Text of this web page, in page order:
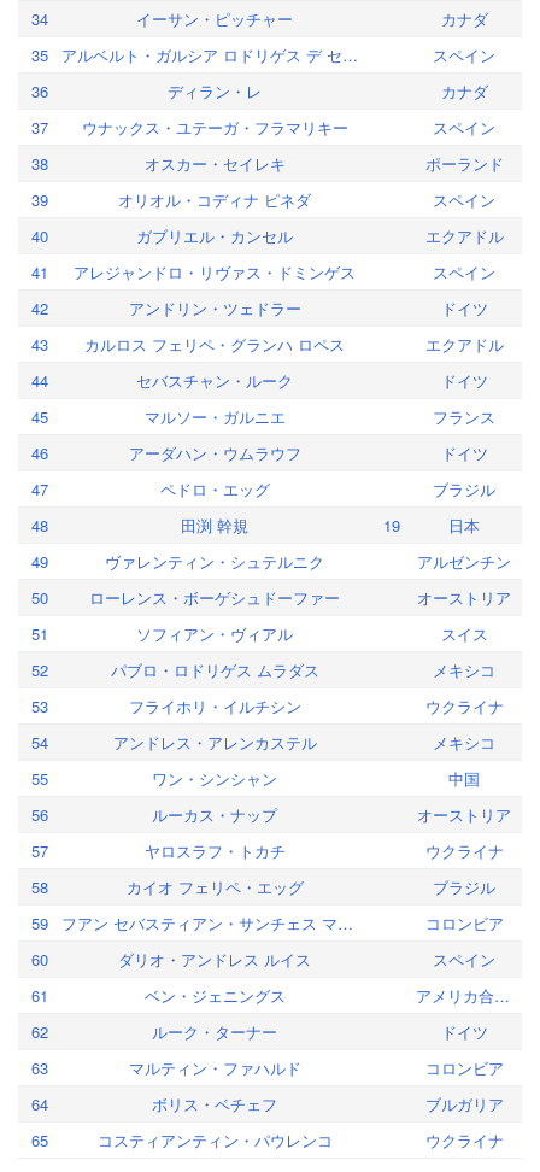
34 イーサン・ピッチャー
カナダ
35
アルベルト・ガルシア ロドリゲス デ セプルベダ
スペイン
36
ディラン・レ
カナダ
37
ウナックス・ユテーガ・フラマリキー
スペイン
38
オスカー・セイレキ
ポーランド
39
オリオル・コディナ ピネダ
スペイン
40
ガブリエル・カンセル
エクアドル
41
アレジャンドロ・リヴァス・ドミンゲス
スペイン
42
アンドリン・ツェドラー
ドイツ
43
カルロス フェリペ・グランハ ロペス
エクアドル
44
セバスチャン・ルーク
ドイツ
45
マルソー・ガルニエ
フランス
46
アーダハン・ウムラウフ
ドイツ
47
ペドロ・エッグ
ブラジル
48
田渕 幹規 19
日本
49
ヴァレンティン・シュテルニク
アルゼンチン
50
ローレンス・ボーゲシュドーファー
オーストリア
51
ソフィアン・ヴィアル
スイス
52
パブロ・ロドリゲス ムラダス
メキシコ
53
フライホリ・イルチシン
ウクライナ
54
アンドレス・アレンカステル
メキシコ
55
ワン・シンシャン
中国
56
ルーカス・ナップ
オーストリア
57
ヤロスラフ・トカチ
ウクライナ
58
カイオ フェリペ・エッグ
ブラジル
59
フアン セバスティアン・サンチェス マルティン
コロンビア
60
ダリオ・アンドレス ルイス
スペイン
61
ベン・ジェニングス
アメリカ合衆国
62
ルーク・ターナー
ドイツ
63
マルティン・ファハルド
コロンビア
64
ボリス・ベチェフ
ブルガリア
65
コスティアンティン・パウレンコ ウクライナ